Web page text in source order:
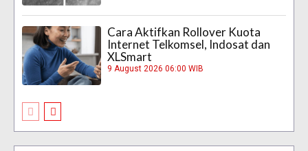
Cara Aktifkan Rollover Kuota
Internet Telkomsel, Indosat dan
XLSmart
9 August 2026 06:00 WIB